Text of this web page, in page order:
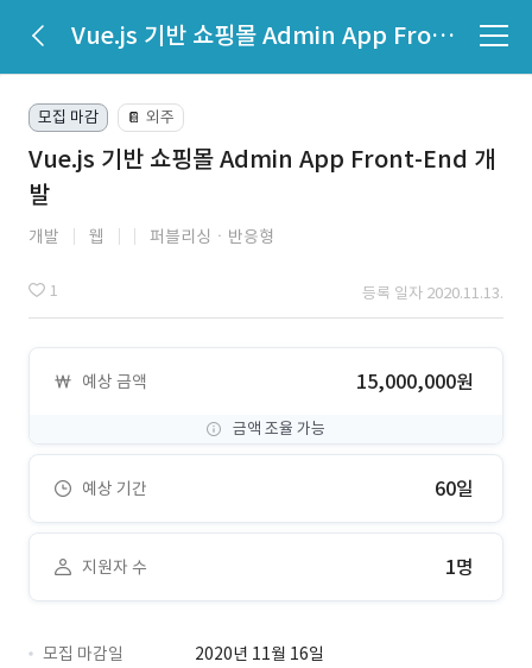
Vue.js 기반 쇼핑몰 Admin App Front-End 개발
모집 마감 📔 외주
Vue.js 기반 쇼핑몰 Admin App Front-End 개
발
개발 웹 퍼블리싱ㆍ반응형
1 등록 일자 2020.11.13.
예상 금액 15,000,000원
금액 조율 가능
예상 기간 60일
지원자 수 1명
모집 마감일
2020년 11월 16일